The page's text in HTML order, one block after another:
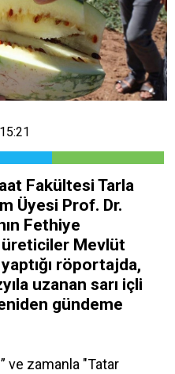
Fakültesi Tarla
Üyesi Prof. Dr.
Fethiye
üreticiler Mevlüt
röportajda,
uzanan sarı içli
gündeme
ve zamanla "Tatar